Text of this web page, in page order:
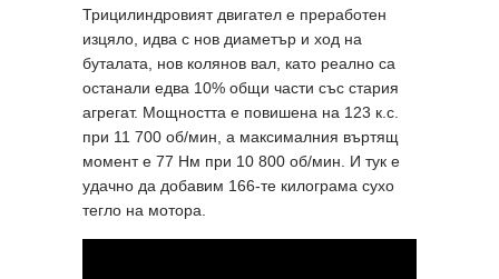
Трицилиндровият двигател е преработен
изцяло, идва с нов диаметър и ход на
буталата, нов колянов вал, като реално са
останали едва 10% общи части със стария
агрегат. Мощността е повишена на 123 к.с.
при 11 700 об/мин, а максималния въртящ
момент е 77 Нм при 10 800 об/мин. И тук е
удачно да добавим 166-те килограма сухо
тегло на мотора.